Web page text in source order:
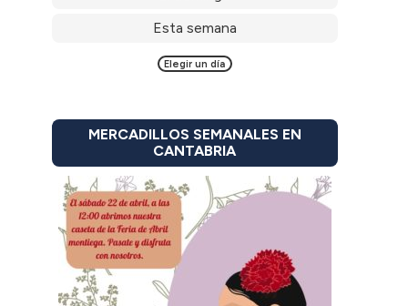
Esta semana
Elegir un día
MERCADILLOS SEMANALES EN
CANTABRIA